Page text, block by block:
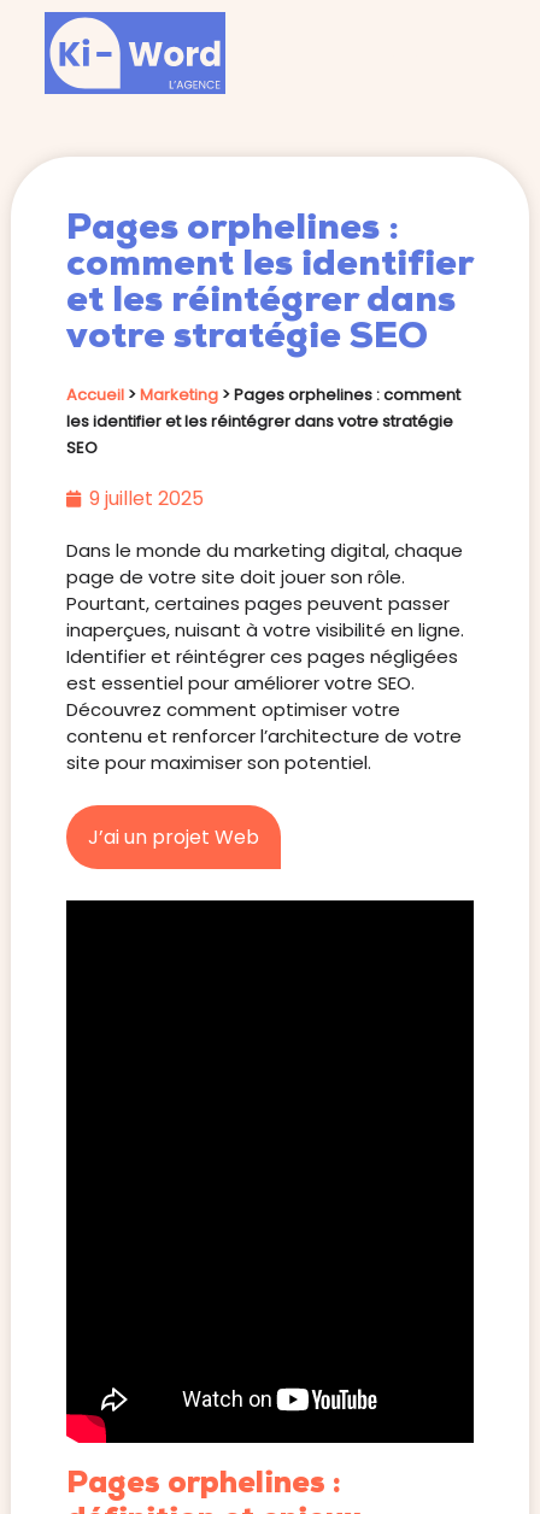
Pages orphelines :
comment les identifier
et les réintégrer dans
votre stratégie SEO
Accueil>Marketing>Pages orphelines : comment
les identifier et les réintégrer dans votre stratégie
SEO
9 juillet 2025
Dans le monde du marketing digital, chaque
page de votre site doit jouer son rôle.
Pourtant, certaines pages peuvent passer
inaperçues, nuisant à votre visibilité en ligne.
Identifier et réintégrer ces pages négligées
est essentiel pour améliorer votre SEO.
Découvrez comment optimiser votre
contenu et renforcer l’architecture de votre
site pour maximiser son potentiel.
J’ai un projet Web
Pages orphelines :